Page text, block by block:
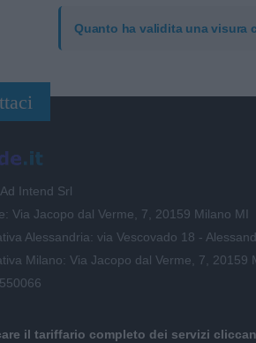
Quanto ha validita una visura
Intend Srl
Via Jacopo dal Verme, 7, 20159 Milano MI
Alessandria: via Vescovado 18 -
Milano: Via Jacopo dal Verme, 7, 20159
il tariffario completo dei servizi